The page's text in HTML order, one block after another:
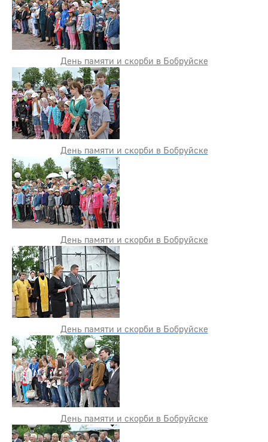
День памяти и скорби в Бобруйске
День памяти и скорби в Бобруйске
День памяти и скорби в Бобруйске
День памяти и скорби в Бобруйске
День памяти и скорби в Бобруйске